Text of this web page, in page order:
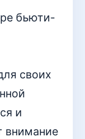
бьюти-
своих
и
внимание